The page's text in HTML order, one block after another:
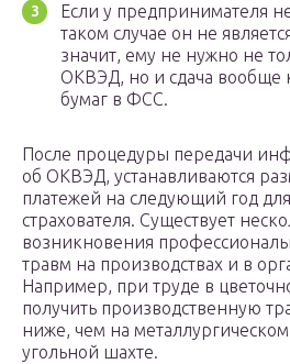
Если у предпринимателя
таком случае он не
значит, ему не нужно не
ОКВЭД, но и сдача вообще
бумаг в ФСС.
После процедуры передачи
об ОКВЭД, устанавливаются
платежей на следующий год
страхователя. Существует
возникновения
травм на производствах и в
Например, при труде в
получить производственную
ниже, чем на
угольной шахте.